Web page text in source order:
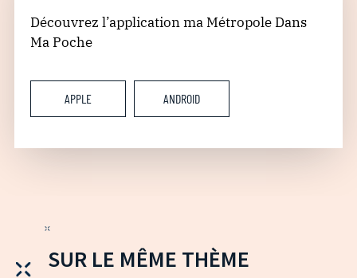
Découvrez l’application ma Métropole Dans
Ma Poche
APPLE ANDROID
SUR LE MÊME THÈME